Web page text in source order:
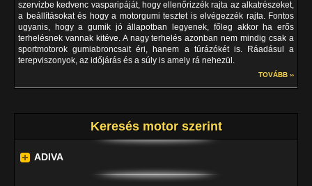
szervizbe kedvenc vasparipáját, hogy ellenőrizzék rajta az alkatrészeket,
a beállításokat és hogy a motorgumi tesztet is elvégezzék rajta. Fontos
ugyanis, hogy a gumik jó állapotban legyenek, főleg akkor ha erős
terhelésnek vannak kitéve. A nagy terhelés azonban nem mindig csak a
sportmotorok gumiabroncsait éri, hanem a túrázókét is. Ráadásul a
terepviszonyok, az időjárás és a súly is amely rá nehezül.
TOVÁBB ››
Keresés motor szerint
ADIVA